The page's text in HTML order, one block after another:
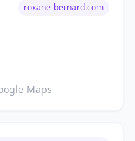
roxane-bernard.com
Maps